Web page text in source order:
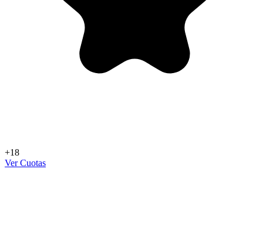
+18
Ver Cuotas